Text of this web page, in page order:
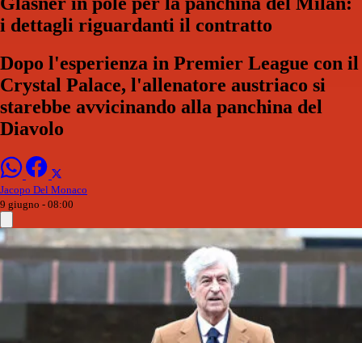
i dettagli riguardanti il contratto
Dopo l'esperienza in Premier League con il
Crystal Palace, l'allenatore austriaco si
starebbe avvicinando alla panchina del
Diavolo
Jacopo Del Monaco
9 giugno - 08:00